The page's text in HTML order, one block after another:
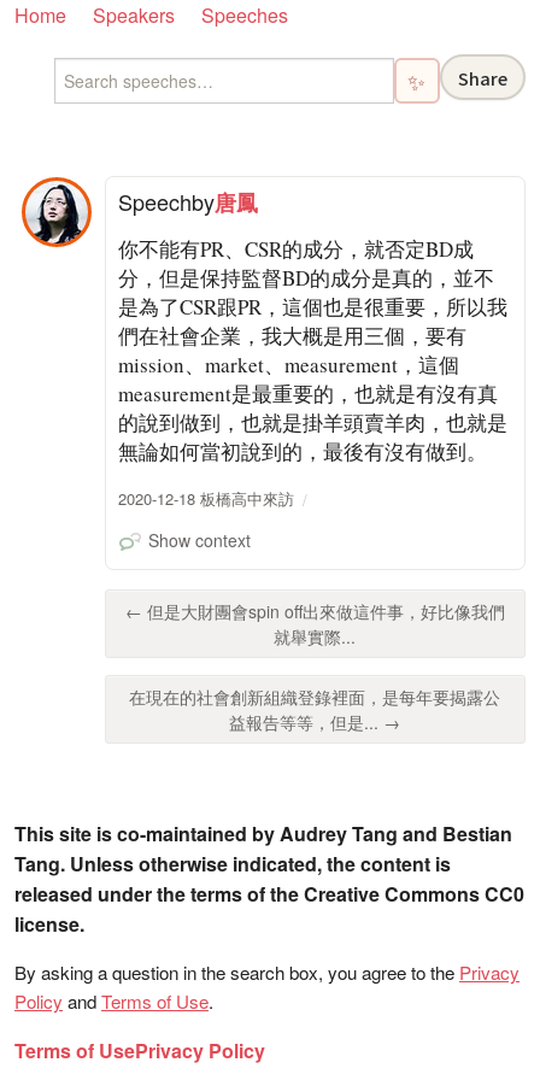
Home Speakers Speeches
✨ Share
Speechby唐鳳
你不能有PR、CSR的成分，就否定BD成
分，但是保持監督BD的成分是真的，並不
是為了CSR跟PR，這個也是很重要，所以我
們在社會企業，我大概是用三個，要有
mission、market、measurement，這個
measurement是最重要的，也就是有沒有真
的說到做到，也就是掛羊頭賣羊肉，也就是
無論如何當初說到的，最後有沒有做到。
2020-12-18 板橋高中來訪
Show context
← 但是大財團會spin off出來做這件事，好比像我們
就舉實際...
在現在的社會創新組織登錄裡面，是每年要揭露公
益報告等等，但是... →
This site is co-maintained by Audrey Tang and Bestian
Tang. Unless otherwise indicated, the content is
released under the terms of the Creative Commons CC0
license.
By asking a question in the search box, you agree to the Privacy
Policy andTerms of Use.
Terms of UsePrivacy Policy